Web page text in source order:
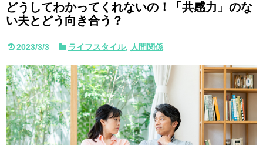
どうしてわかってくれないの！「共感力」のな
い夫とどう向き合う？
2023/3/3 ライフスタイル, 人間関係